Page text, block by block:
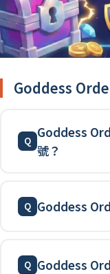
Goddess
Goddess
號？
Goddess
Goddess